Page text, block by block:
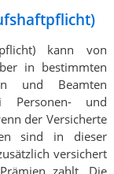
kann von
in bestimmten
und Beamten
Personen- und
der Versicherte
sind in dieser
versichert